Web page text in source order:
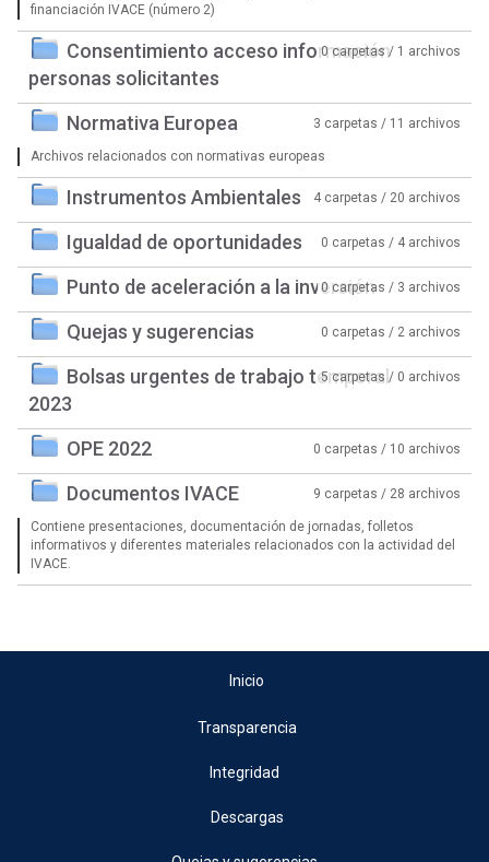
financiación IVACE (número 2)
Consentimiento acceso información
personas solicitantes
0 carpetas / 1 archivos
Normativa Europea 3 carpetas / 11 archivos
Archivos relacionados con normativas europeas
Instrumentos Ambientales 4 carpetas / 20 archivos
Igualdad de oportunidades 0 carpetas / 4 archivos
Punto de aceleración a la inversión0 carpetas / 3 archivos
Quejas y sugerencias 0 carpetas / 2 archivos
Bolsas urgentes de trabajo temporal
2023
5 carpetas / 0 archivos
OPE 2022 0 carpetas / 10 archivos
Documentos IVACE 9 carpetas / 28 archivos
Contiene presentaciones, documentación de jornadas, folletos
informativos y diferentes materiales relacionados con la actividad del
IVACE.
Inicio
Transparencia
Integridad
Descargas